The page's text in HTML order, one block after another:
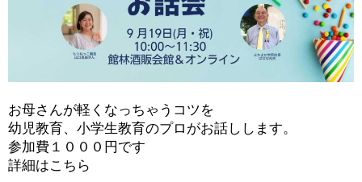
お母さんが軽くなっちゃうコツを
幼児教育、小学生教育のプロがお話しします。
参加費１０００円です
詳細はこちら